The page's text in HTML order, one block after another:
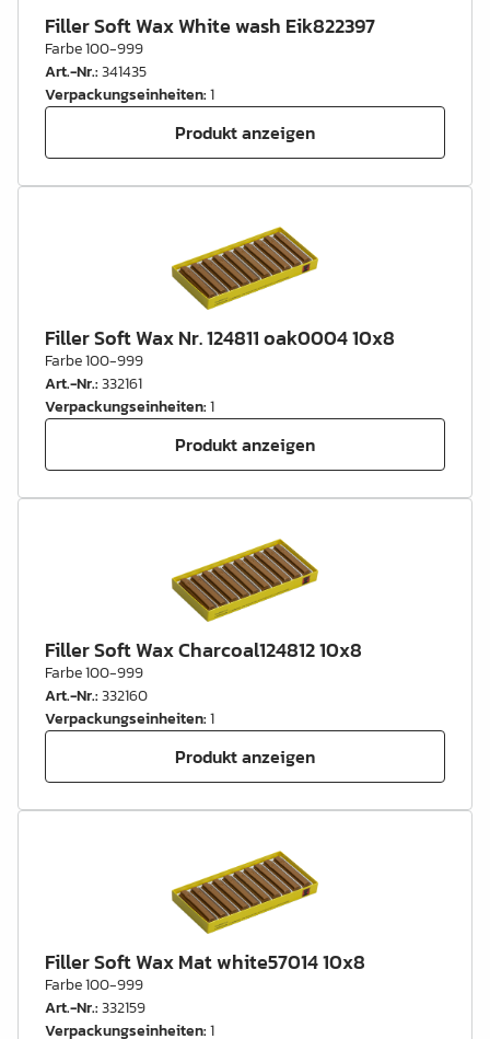
Filler Soft Wax White wash Eik822397
Farbe 100-999
Art.-Nr.:341435
Verpackungseinheiten:1
Produkt anzeigen
Filler Soft Wax Nr. 124811 oak0004 10x8
Farbe 100-999
Art.-Nr.:332161
Verpackungseinheiten:1
Produkt anzeigen
Filler Soft Wax Charcoal124812 10x8
Farbe 100-999
Art.-Nr.:332160
Verpackungseinheiten:1
Produkt anzeigen
Filler Soft Wax Mat white57014 10x8
Farbe 100-999
Art.-Nr.:332159
Verpackungseinheiten:1